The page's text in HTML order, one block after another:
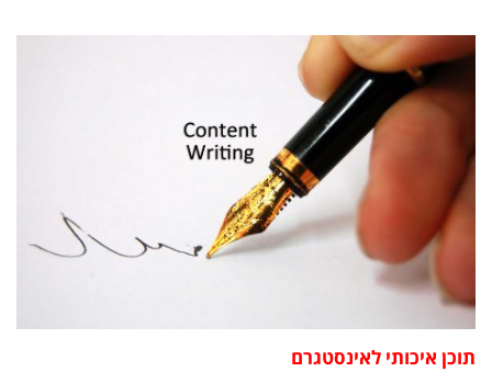
תוכן איכותי לאינסטגרם